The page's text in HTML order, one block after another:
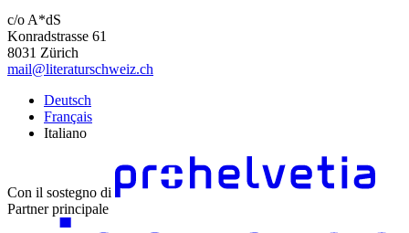
c/o A*dS
Konradstrasse 61
8031 Zürich
mail@literaturschweiz.ch
Deutsch
Français
Italiano
Con il sostegno di
Partner principale